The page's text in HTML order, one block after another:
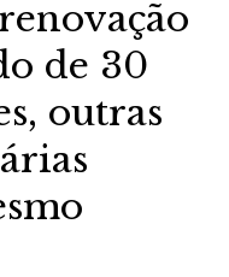
de 30
outras